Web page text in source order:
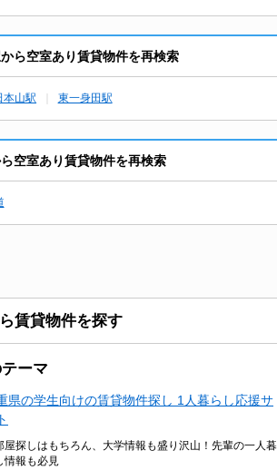
ら空室あり賃貸物件を再検索
本山駅 東一身田駅
空室あり賃貸物件を再検索
賃貸物件を探す
ーマ
県の学生向けの賃貸物件探し 1人暮らし応援サ
屋探しはもちろん、大学情報も盛り沢山！先輩の一人暮
情報も必見